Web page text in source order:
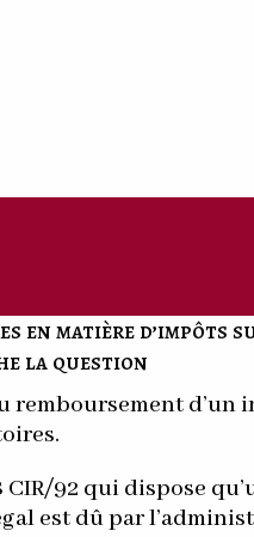
en matière d’impôts
la question
remboursement d’un
92 qui dispose
est dû par